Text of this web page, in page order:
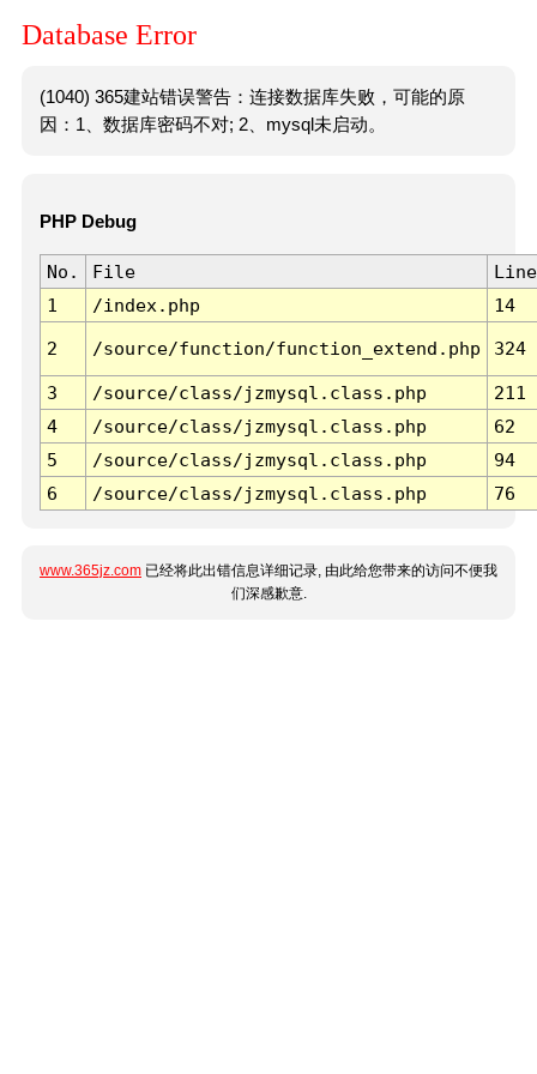
Database Error
(1040) 365建站错误警告：连接数据库失败，可能的原
因：1、数据库密码不对; 2、mysql未启动。
PHP Debug
No. File
Line
1
/index.php 14
2 /source/function/function_extend.php 324
3 /source/class/jzmysql.class.php
211
4
/source/class/jzmysql.class.php
62
5
/source/class/jzmysql.class.php
94
6
/source/class/jzmysql.class.php 76
www.365jz.com 已经将此出错信息详细记录, 由此给您带来的访问不便我
们深感歉意.